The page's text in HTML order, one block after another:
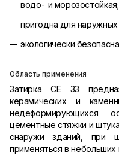
водо- и морозостойкая;
пригодна для
экологически
Область применения
Затирка CE 33
керамических и
недеформирующихся
цементные стяжки и
снаружи зданий,
применяться в небольших